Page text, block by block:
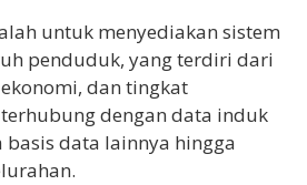
untuk menyediakan sistem
penduduk, yang terdiri dari
dan tingkat
dengan data induk
data lainnya hingga